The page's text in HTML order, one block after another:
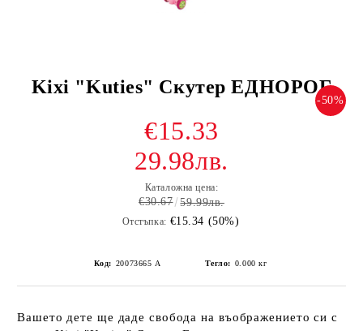
Kixi "Kuties" Скутер ЕДНОРОГ
-50%
€15.33
29.98лв.
Каталожна цена:
€30.67 59.99лв.
Отстъпка: €15.34 (50%)
Код: 20073665 А Тегло: 0.000 кг
Вашето дете ще даде свобода на въображението си с